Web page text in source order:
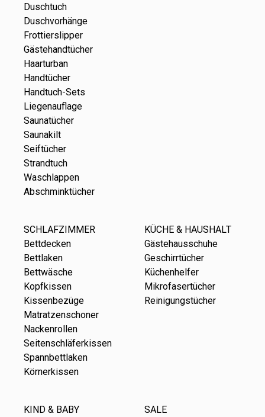
Duschtuch
Duschvorhänge
Frottierslipper
Gästehandtücher
Haarturban
Handtücher
Handtuch-Sets
Liegenauflage
Saunatücher
Saunakilt
Seiftücher
Strandtuch
Waschlappen
Abschminktücher
SCHLAFZIMMER
Bettdecken
Bettlaken
Bettwäsche
Kopfkissen
Kissenbezüge
Matratzenschoner
Nackenrollen
Seitenschläferkissen
Spannbettlaken
Körnerkissen
KÜCHE & HAUSHALT
Gästehausschuhe
Geschirrtücher
Küchenhelfer
Mikrofasertücher
Reinigungstücher
KIND & BABY
SALE